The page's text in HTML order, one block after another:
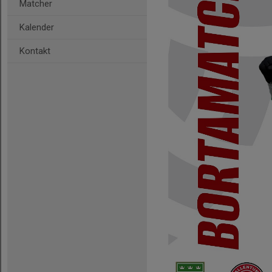
Matcher
Kalender
Kontakt